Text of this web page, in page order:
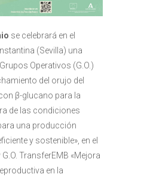
se celebrará en el
(Sevilla) una
Operativos (G.O.)
del orujo del
β-glucano para la
de las condiciones
una producción
y sostenible», en el
TransferEMB «Mejora
en la